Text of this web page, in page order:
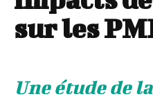
sur les
Une étude de